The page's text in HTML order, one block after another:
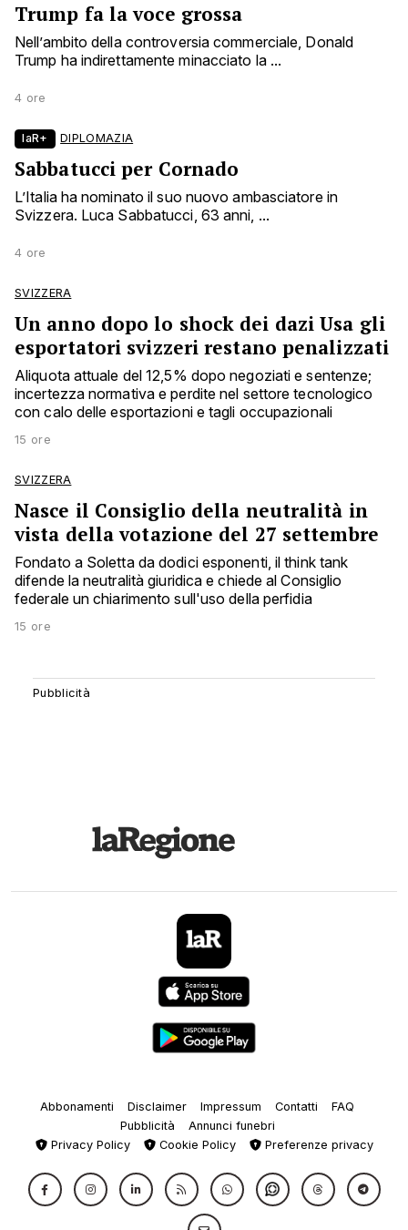
Trump fa la voce grossa
Nell’ambito della controversia commerciale, Donald
Trump ha indirettamente minacciato la ...
4 ore
laR+ DIPLOMAZIA
Sabbatucci per Cornado
L’Italia ha nominato il suo nuovo ambasciatore in
Svizzera. Luca Sabbatucci, 63 anni, ...
4 ore
SVIZZERA
Un anno dopo lo shock dei dazi Usa gli
esportatori svizzeri restano penalizzati
Aliquota attuale del 12,5% dopo negoziati e sentenze;
incertezza normativa e perdite nel settore tecnologico
con calo delle esportazioni e tagli occupazionali
15 ore
SVIZZERA
Nasce il Consiglio della neutralità in
vista della votazione del 27 settembre
Fondato a Soletta da dodici esponenti, il think tank
difende la neutralità giuridica e chiede al Consiglio
federale un chiarimento sull'uso della perfidia
15 ore
Abbonamenti Disclaimer Impressum Contatti
FAQ
Pubblicità
Annunci funebri
Privacy Policy
Cookie Policy Preferenze privacy